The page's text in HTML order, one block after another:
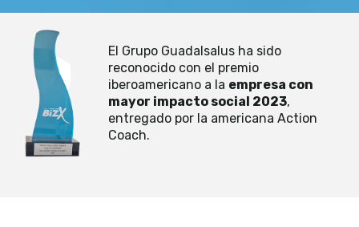
El Grupo Guadalsalus ha sido
reconocido con el premio
iberoamericano a la empresa con
mayor impacto social 2023,
entregado por la americana Action
Coach.